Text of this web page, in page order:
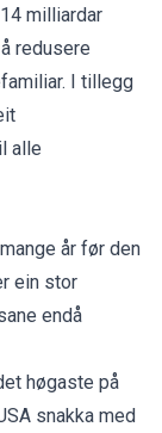
milliardar
redusere
I tillegg
alle
år før den
ein stor
endå
høgaste på
snakka med